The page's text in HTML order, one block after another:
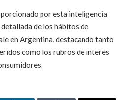
por esta inteligencia
de los hábitos de
en Argentina, destacando tanto
como los rubros de interés